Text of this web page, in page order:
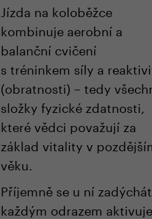
Jízda na koloběžce
kombinuje aerobní a
balanční cvičení
s tréninkem síly a
(obratnosti) – tedy
složky fyzické zdatnosti,
které vědci považují za
základ vitality v
věku.
Příjemně se u ní
každým odrazem